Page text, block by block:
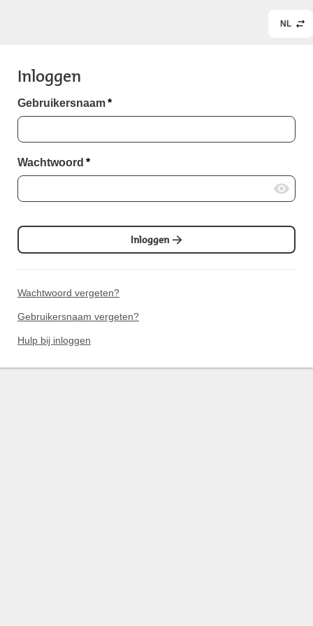
NL
Inloggen
Gebruikersnaam*
Wachtwoord *
Inloggen
Wachtwoord vergeten?
Gebruikersnaam vergeten?
Hulp bij inloggen